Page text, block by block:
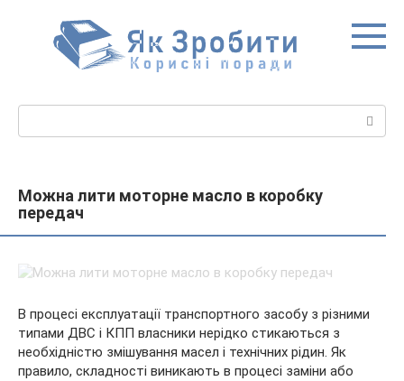
Можна лити моторне масло в коробку
передач
В процесі експлуатації транспортного засобу з різними
типами ДВС і КПП власники нерідко стикаються з
необхідністю змішування масел і технічних рідин. Як
правило, складності виникають в процесі заміни або